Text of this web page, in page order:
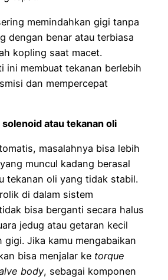
memindahkan gigi tanpa
dengan benar atau terbiasa
kopling saat macet.
ini membuat tekanan berlebih
dan mempercepat
solenoid atau tekanan oli
masalahnya bisa lebih
muncul kadang berasal
tekanan oli yang tidak stabil.
di dalam sistem
bisa berganti secara halus
jedug atau getaran kecil
gigi. Jika kamu mengabaikan
bisa menjalar ke torque
body, sebagai komponen